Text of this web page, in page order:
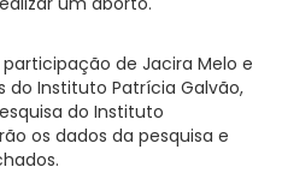
de Jacira Melo e
do Instituto Patrícia Galvão,
do Instituto
os dados da pesquisa e